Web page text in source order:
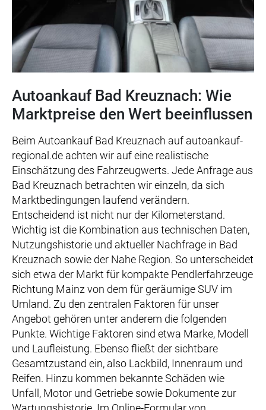
Autoankauf Bad Kreuznach: Wie
Marktpreise den Wert beeinflussen
Beim Autoankauf Bad Kreuznach auf autoankauf-
regional.de achten wir auf eine realistische
Einschätzung des Fahrzeugwerts. Jede Anfrage aus
Bad Kreuznach betrachten wir einzeln, da sich
Marktbedingungen laufend verändern.
Entscheidend ist nicht nur der Kilometerstand.
Wichtig ist die Kombination aus technischen Daten,
Nutzungshistorie und aktueller Nachfrage in Bad
Kreuznach sowie der Nahe Region. So unterscheidet
sich etwa der Markt für kompakte Pendlerfahrzeuge
Richtung Mainz von dem für geräumige SUV im
Umland. Zu den zentralen Faktoren für unser
Angebot gehören unter anderem die folgenden
Punkte. Wichtige Faktoren sind etwa Marke, Modell
und Laufleistung. Ebenso fließt der sichtbare
Gesamtzustand ein, also Lackbild, Innenraum und
Reifen. Hinzu kommen bekannte Schäden wie
Unfall, Motor und Getriebe sowie Dokumente zur